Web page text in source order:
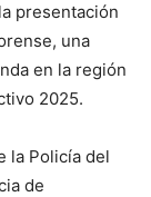
presentación
una
en la región
2025.
la Policía del
de